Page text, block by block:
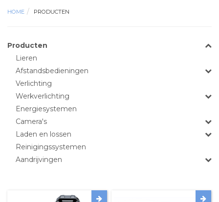
HOME PRODUCTEN
Producten
Lieren
Afstandsbedieningen
Verlichting
Werkverlichting
Energiesystemen
Camera's
Laden en lossen
Reinigingssystemen
Aandrijvingen